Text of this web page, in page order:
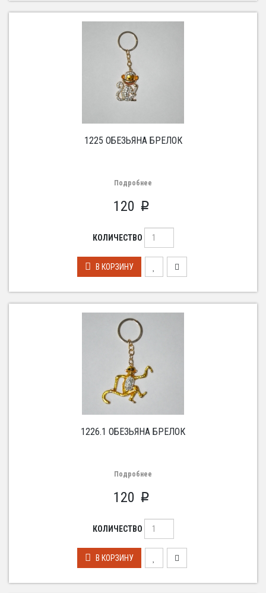
1225 ОБЕЗЬЯНА БРЕЛОК
Подробнее
120 p
КОЛИЧЕСТВО
В КОРЗИНУ
1226.1 ОБЕЗЬЯНА БРЕЛОК
Подробнее
120 p
КОЛИЧЕСТВО
В КОРЗИНУ